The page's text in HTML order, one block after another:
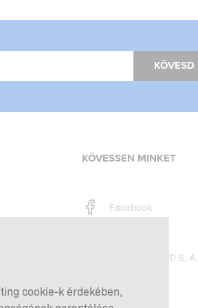
KÖVESD
KÖVESSEN MINKET
Facebook
SFD S. A.
cookie-k érdekében,